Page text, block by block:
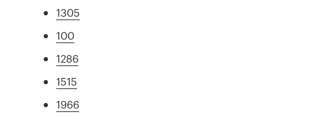
1305
100
1286
1515
1966